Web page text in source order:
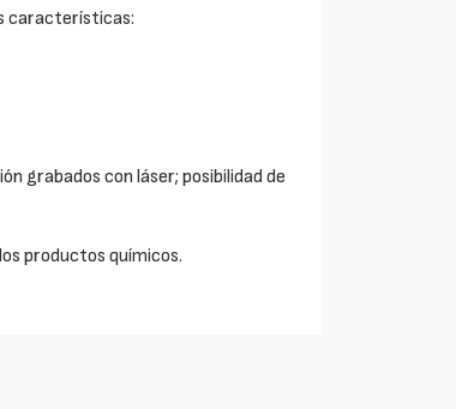
características:
grabados con láser; posibilidad de
productos químicos.